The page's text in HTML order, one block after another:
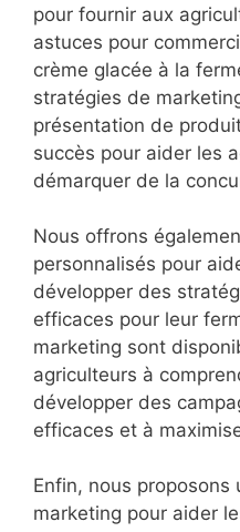
pour fournir aux
astuces pour
crème glacée à la
stratégies de
présentation de
succès pour aider les
démarquer de la
Nous offrons
personnalisés pour
développer des
efficaces pour leur
marketing sont
agriculteurs à
développer des
efficaces et à
Enfin, nous
marketing pour aider